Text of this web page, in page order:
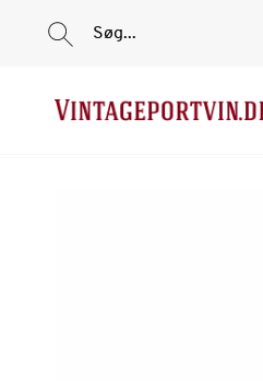
Søg...